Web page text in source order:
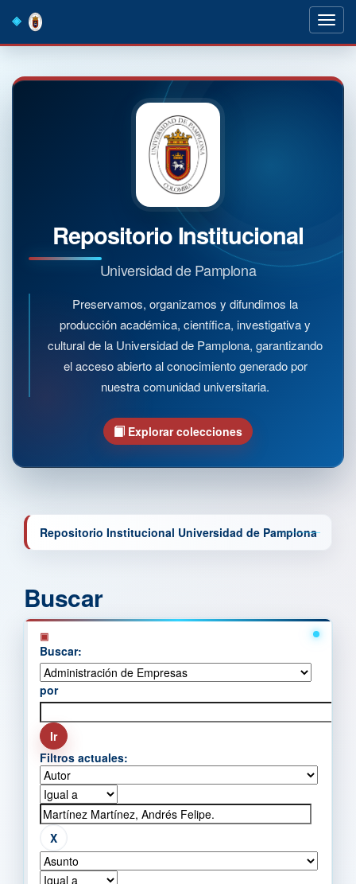
navigation
Repositorio Institucional
Universidad de Pamplona
Preservamos, organizamos y difundimos la
producción académica, científica, investigativa y
cultural de la Universidad de Pamplona, garantizando
el acceso abierto al conocimiento generado por
nuestra comunidad universitaria.
Explorar colecciones
Repositorio Institucional Universidad de Pamplona
Buscar
Buscar:
por
Filtros actuales: